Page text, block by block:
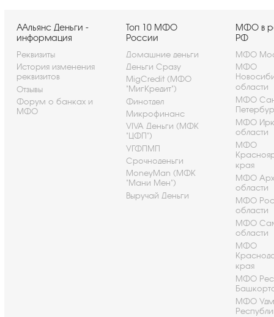
ААльянс Деньги -
информация
Реквизиты
История изменения
реквизитов
Отзывы
Форум о банках и
МФО
Топ 10 МФО
России
Домашние деньги
Деньги Сразу
MigCredit (МФО
"МигКредит")
Финотдел
Микрофинанс
VIVA Деньги (МФК
"ЦФП")
УГФПМП
Срочноденьги
MoneyMan (МФК
"Мани Мен")
Выручай Деньги
МФО в
РФ
МФО
МФО
области
МФО
МФО
области
МФО
края
МФО
области
МФО
области
МФО
области
МФО
края
МФО
МФО